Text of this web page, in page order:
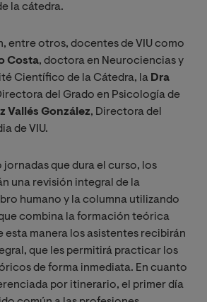
la cátedra.
entre otros, docentes de VIU como
Costa, doctora en Neurociencias y
Científico de la Cátedra, la Dra
del Grado en Psicología de
Vallés González, Directora del
de VIU.
jornadas que dura el curso, los
una revisión integral de la
humano y la columna utilizando
combina la formación teórica
esta manera los asistentes recibirán
que les permitirá practicar los
de forma inmediata. En cuanto
por itinerario, el primer día